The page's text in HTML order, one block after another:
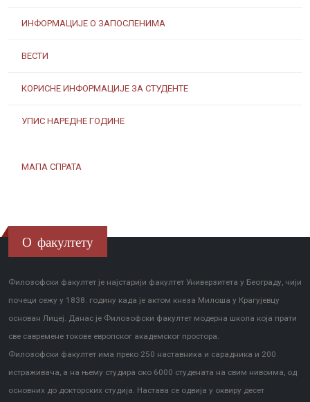
ИНФОРМАЦИЈЕ О ЗАПОСЛЕНИМА
ВЕСТИ
КОРИСНЕ ИНФОРМАЦИЈЕ ЗА СТУДЕНТЕ
УПИС НАРЕДНЕ ГОДИНЕ
МАПА СПРАТА
О факултету
Филозофски факултет је најстарији факултет Универзитета у Београду, чији
почеци сежу у 1838. годину када је актом кнеза Милоша у Крагујевцу
основан Лицеј. Данас је Филозофски факултет модерна школа која прати
све савремене токове европског академског простора.
Филозофски факултет има преко 250 наставника и сарадника и 200
истраживача, а на њему студира око 6000 студената на свим нивоима, од
основних до докторских студија. Настава се одвија у оквиру десет